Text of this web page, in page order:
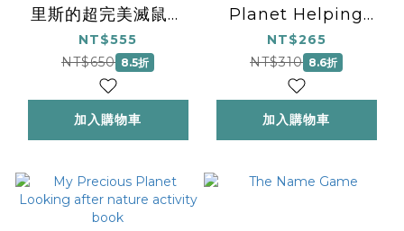
里斯的超完美滅鼠計
畫》 Morris and the
Magic of Stories
NT$555
NT$650 8.5折
加入購物車
Planet Helping
save our animals
activity book
NT$265
NT$310 8.6折
加入購物車